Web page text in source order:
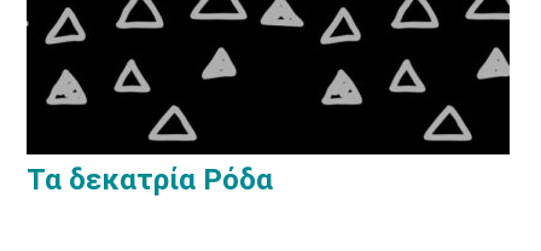
Τα δεκατρία Ρόδα